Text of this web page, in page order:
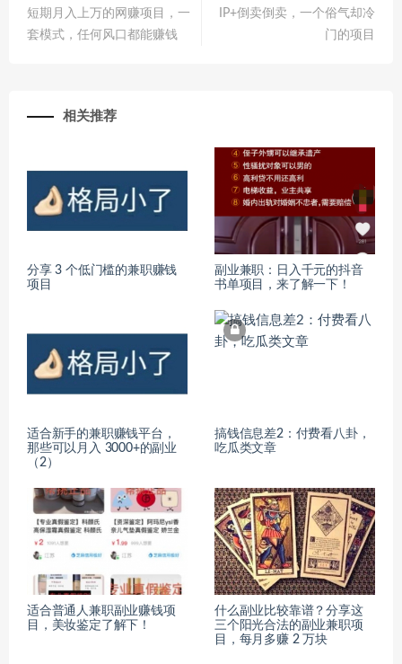
短期月入上万的网赚项目，一
套模式，任何风口都能赚钱
IP+倒卖倒卖，一个俗气却冷
门的项目
相关推荐
分享 3 个低门槛的兼职赚钱
项目
副业兼职：日入千元的抖音
书单项目，来了解一下！
适合新手的兼职赚钱平台，
那些可以月入 3000+的副业
（2）
搞钱信息差2：付费看八卦，
吃瓜类文章
适合普通人兼职副业赚钱项
目，美妆鉴定了解下！
什么副业比较靠谱？分享这
三个阳光合法的副业兼职项
目，每月多赚 2 万块